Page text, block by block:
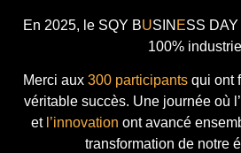
En 2025, le SQY BUSIN ESS DAY
100%
Merci aux 300 participantsqui ont
véritable succès. Une journée où
et l’innovation ont avancé
transformation de notre